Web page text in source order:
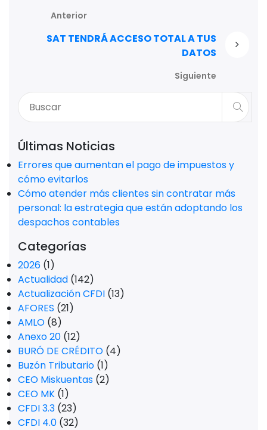
Anterior
SAT TENDRÁ ACCESO TOTAL A TUS
DATOS
Siguiente
Últimas Noticias
Errores que aumentan el pago de impuestos y
cómo evitarlos
Cómo atender más clientes sin contratar más
personal: la estrategia que están adoptando los
despachos contables
Categorías
2026 (1)
Actualidad (142)
Actualización CFDI (13)
AFORES (21)
AMLO (8)
Anexo 20 (12)
BURÓ DE CRÉDITO (4)
Buzón Tributario (1)
CEO Miskuentas (2)
CEO MK (1)
CFDI 3.3 (23)
CFDI 4.0 (32)